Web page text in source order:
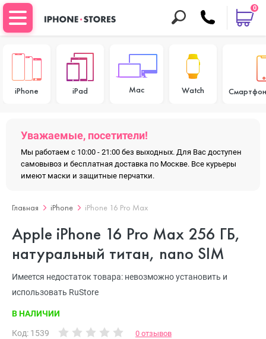
0
iPhone iPad Mac Watch
Уважаемые, посетители!
Мы работаем с 10:00 - 21:00 без выходных. Для Вас доступен
самовывоз и бесплатная доставка по Москве. Все курьеры
имеют маски и защитные перчатки.
Главная iPhone iPhone 16 Pro Max
Apple iPhone 16 Pro Max 256 ГБ,
натуральный титан, nano SIM
Имеется недостаток товара: невозможно установить и
использовать RuStore
В НАЛИЧИИ
Код: 1539 0 отзывов